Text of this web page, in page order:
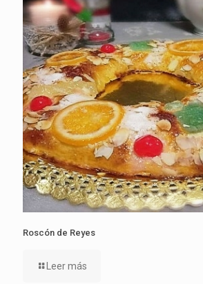
Roscón de Reyes
Leer más